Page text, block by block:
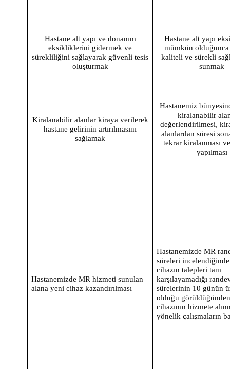
Hastane alt yapı ve donanım
eksikliklerini gidermek ve
sürekliliğini sağlayarak güvenli tesis
oluşturmak
Hastane alt yapı
mümkün olduğunca
kaliteli ve sürekli
sunmak
Kiralanabilir alanlar kiraya verilerek
hastane gelirinin artırılmasını
sağlamak
Hastanemiz
kiralanabilir
değerlendirilmesi,
alanlardan süresi
tekrar kiralanması
yapılması
Hastanemizde MR hizmeti sunulan
alana yeni cihaz kazandırılması
Hastanemizde MR
süreleri
cihazın talepleri tam
karşılayamadığı
sürelerinin 10 günün
olduğu
cihazının hizmete
yönelik çalışmaların